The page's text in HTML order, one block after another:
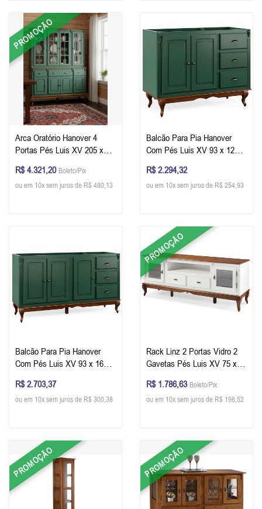
PROMOÇÃO
Arca Oratório Hanover 4
Portas Pés Luis XV 205 x
Verde Musgo - Imbuia Glazer
R$ 4.321,20 Boleto/Pix
ou em 10x sem juros de R$ 480,13
Balcão Para Pia Hanover
Com Pés Luis XV 93 x 120 x
Musgo - Imbuia Glazer
R$ 2.294,32
ou em 10x sem juros de R$ 254,93
Balcão Para Pia Hanover
Com Pés Luis XV 93 x 160 x
Musgo - Imbuia Glazer
R$ 2.703,37
ou em 10x sem juros de R$ 300,38
PROMOÇÃO
Rack Linz 2 Portas Vidro 2
Gavetas Pés Luis XV 75 x
Branco - Imbuia Glazer
R$ 1.786,63 Boleto/Pix
ou em 10x sem juros de R$ 198,52
PROMOÇÃO PROMOÇÃO